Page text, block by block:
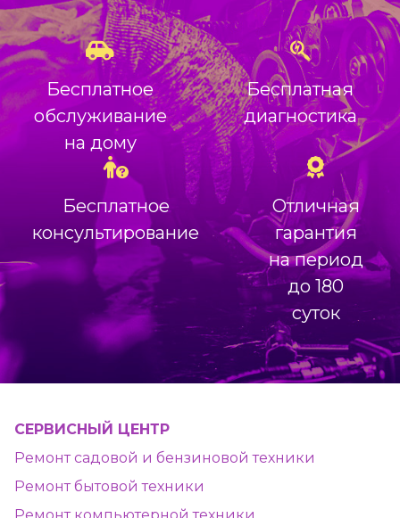
Бесплатное
обслуживание
на дому
Бесплатная
диагностика
Бесплатное
консультирование
Отличная
гарантия
на период
до 180
суток
СЕРВИСНЫЙ ЦЕНТР
Ремонт садовой и бензиновой техники
Ремонт бытовой техники